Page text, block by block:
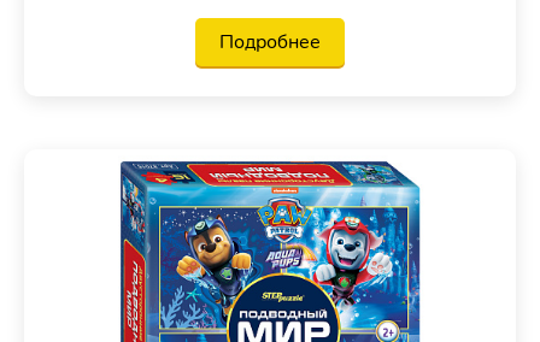
Подробнее